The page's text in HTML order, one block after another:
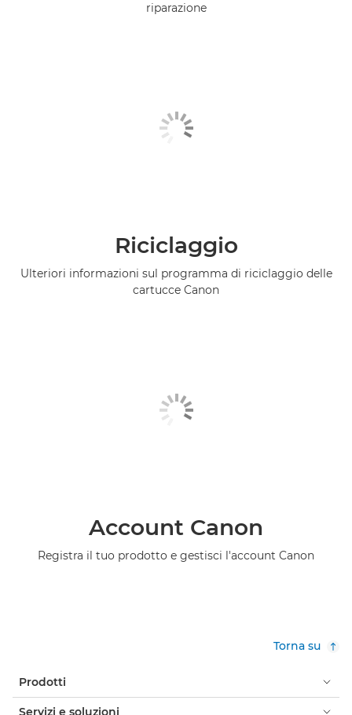
riparazione
Riciclaggio
Ulteriori informazioni sul programma di riciclaggio delle
cartucce Canon
Account Canon
Registra il tuo prodotto e gestisci l'account Canon
Torna su
Prodotti
Servizi e soluzioni